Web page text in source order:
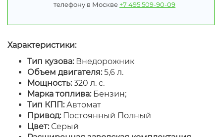
телефону в Москве +7 495 509-90-09
Характеристики:
Тип кузова:Внедорожник
Объем двигателя:5,6 л.
Мощность:320 л. с.
Марка топлива:Бензин;
Тип КПП:Автомат
Привод:Постоянный Полный
Цвет:Серый